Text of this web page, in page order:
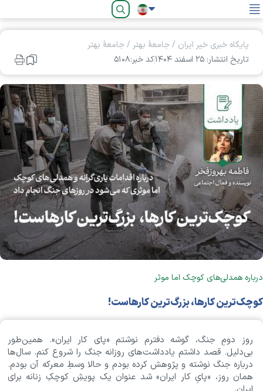
فارسی
پایگاه خبری خیر ایران /جامعۀ بهتر /جامعۀ بهتر
تاریخ انتشار: ۲۵ اسفند ۱۴۰۴
کد خبر:۵۱۰۸
درباره همدلی‌های کوچک اما موثر
کوچک‌ترین کارها، بزرگ‌ترین کار‌هاست!
روز دومِ جنگ، گوشه دفترم نوشتم «پای کار ایران». همین‌طور
بی‌دلیل. قصد داشتم یادداشت‌های روزانه جنگ را شروع کنم. سال‌ها
درباره جنگ نوشته و پژوهش کرده بودم و حالا وسطِ معرکه آن بودم.
همان روز، «پایِ کار ایران» شد عنوان یک پویشِ کوچکِ زنانه برای